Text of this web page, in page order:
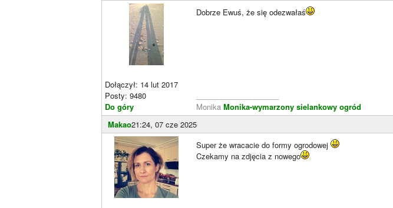
Dołączył: 14 lut 2017
Posty: 9480
Do góry
Dobrze Ewuś, że się odezwałaś
Monika Monika-wymarzony sielankowy ogród
Makao21:24, 07 cze 2025
Super że wracacie do formy ogrodowej
Czekamy na zdjęcia z nowego